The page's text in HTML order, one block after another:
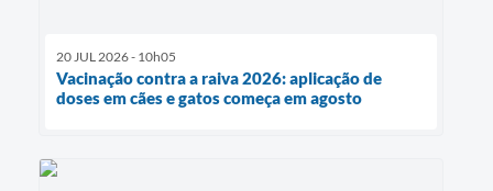
20 JUL 2026 - 10h05
Vacinação contra a raiva 2026: aplicação de
doses em cães e gatos começa em agosto